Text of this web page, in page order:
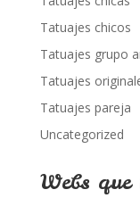
Tatuajes chicos
Tatuajes grupo
Tatuajes
Tatuajes pareja
Uncategorized
Webs que